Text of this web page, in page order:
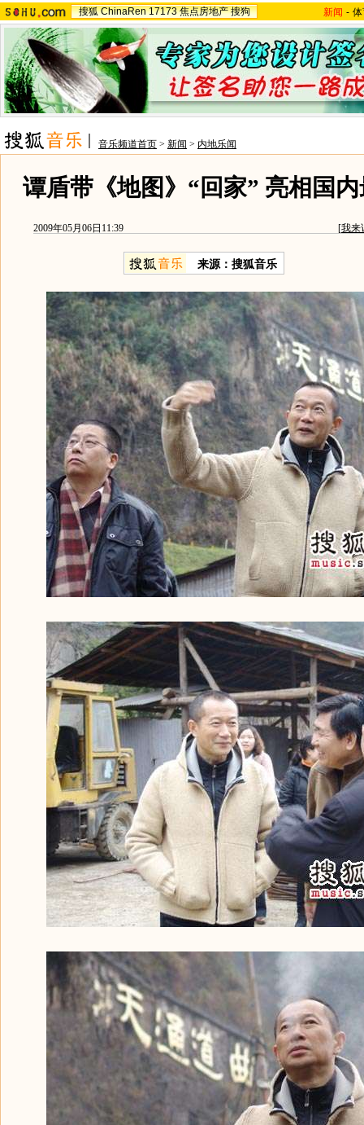
搜狐 ChinaRen 17173 焦点房地产 搜狗 新闻 -
音乐频道首页 > 新闻 > 内地乐闻
谭盾带《地图》“回家” 亮相国
2009年05月06日11:39 [我来
来源： 搜狐音乐